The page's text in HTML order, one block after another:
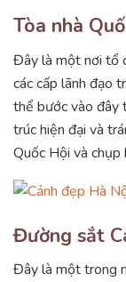
Tòa nhà
Đây là một nơi tổ
các cấp lãnh đạo
thể bước vào đây
trúc hiện đại và
Quốc Hội và chụp
Đường sắt
Đây là một trong